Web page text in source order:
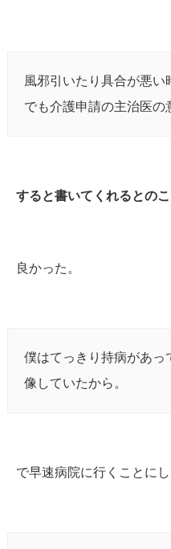
風邪引いたり具合が悪い
でも介護申請の主治医の
すると書いてくれるとのこ
良かった。
僕はてっきり持病があっ
像していたから。
で早速病院に行くことにし